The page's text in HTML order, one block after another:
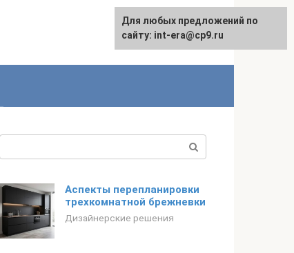
English
Аспекты перепланировки
трехкомнатной брежневки
Дизайнерские решения
Для любых предложений по
сайту: int-era@cp9.ru